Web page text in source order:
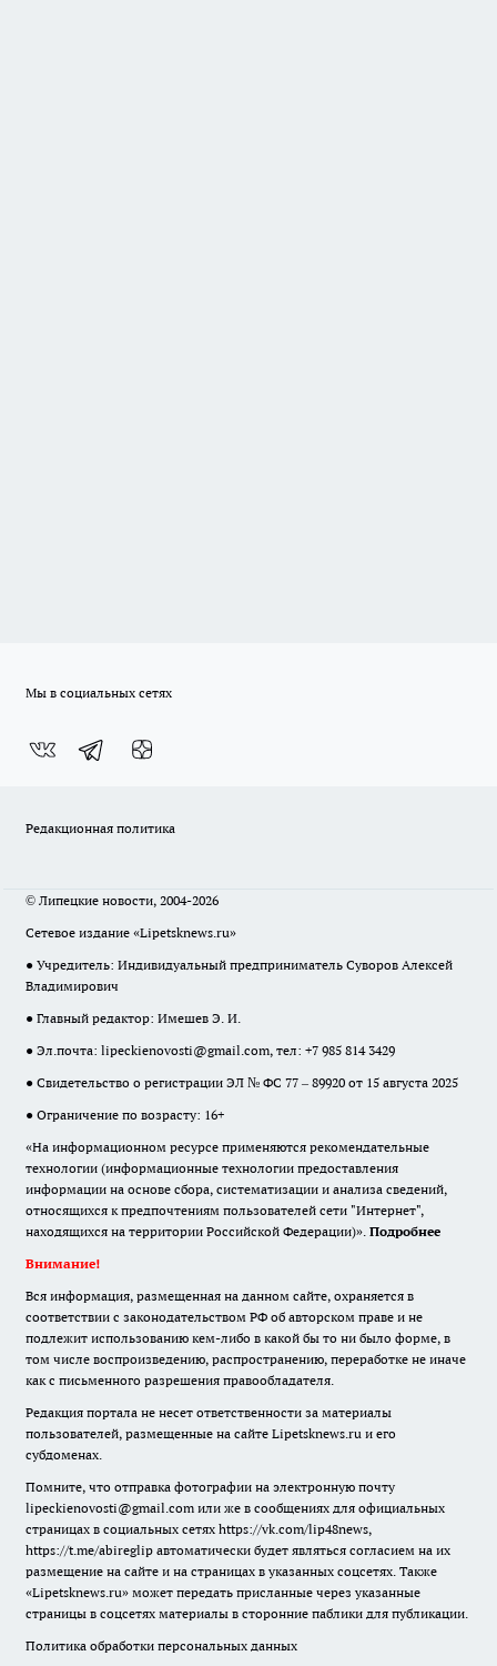
Мы в социальных сетях
Редакционная политика
© Липецкие новости, 2004-2026
Сетевое издание «Lipetsknews.ru»
● Учредитель: Индивидуальный предприниматель Суворов Алексей
Владимирович
● Главный редактор: Имешев Э. И.
● Эл.почта: lipeckienovosti@gmail.com, тел: +7 985 814 3429
● Свидетельство о регистрации ЭЛ № ФС 77 – 89920 от 15 августа 2025
● Ограничение по возрасту: 16+
«На информационном ресурсе применяются рекомендательные
технологии (информационные технологии предоставления
информации на основе сбора, систематизации и анализа сведений,
относящихся к предпочтениям пользователей сети "Интернет",
находящихся на территории Российской Федерации)». Подробнее
Внимание!
Вся информация, размещенная на данном сайте, охраняется в
соответствии с законодательством РФ об авторском праве и не
подлежит использованию кем-либо в какой бы то ни было форме, в
том числе воспроизведению, распространению, переработке не иначе
как с письменного разрешения правообладателя.
Редакция портала не несет ответственности за материалы
пользователей, размещенные на сайте Lipetsknews.ru и его
субдоменах.
Помните, что отправка фотографии на электронную почту
lipeckienovosti@gmail.com или же в сообщениях для официальных
страницах в социальных сетях https://vk.com/lip48news,
https://t.me/abireglip автоматически будет являться согласием на их
размещение на сайте и на страницах в указанных соцсетях. Также
«Lipetsknews.ru» может передать присланные через указанные
страницы в соцсетях материалы в сторонние паблики для публикации.
Политика обработки персональных данных